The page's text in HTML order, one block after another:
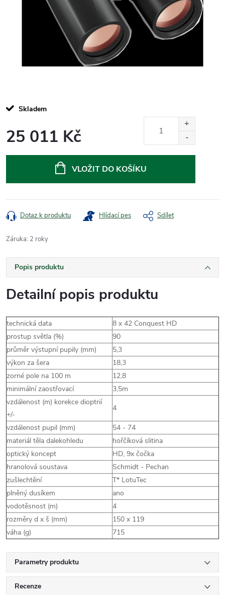
Skladem
25 011 Kč
VLOŽIT DO KOŠÍKU
Dotaz k produktu Hlídací pes Sdílet
Záruka: 2 roky
Popis produktu
Detailní popis produktu
technická data
8 x 42 Conquest HD
prostup světla (%)
90
průměr výstupní pupily (mm)
5,3
výkon za šera
18,3
zorné pole na 100 m
12,8
minimální zaostřovací
3,5m
vzdálenost (m) korekce dioptrií
+/-
4
vzdálenost pupil (mm)
54 - 74
materiál těla dalekohledu
hořčíková slitina
optický koncept
HD, 9x čočka
hranolová soustava
Schmidt - Pechan
zušlechtění
T* LotuTec
plněný dusíkem
ano
vodotěsnost (m)
4
rozměry d x š (mm)
150 x 119
váha (g)
715
Parametry produktu
Recenze